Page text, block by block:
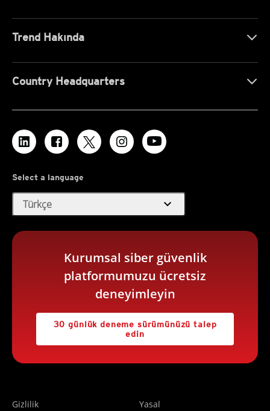
Trend Hakında
Country Headquarters
Select a language
Türkçe expand_more
Kurumsal siber güvenlik
platformumuzu ücretsiz
deneyimleyin
30 günlük deneme sürümünüzü talep
edin
Gizlilik Yasal